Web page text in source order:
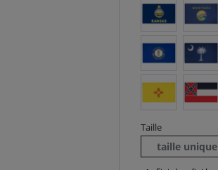
Taille
taille unique